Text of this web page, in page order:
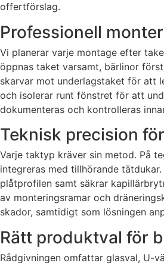
offertförslag.
Professionell
Vi planerar varje montage efter
öppnas taket varsamt, bärlinor
skarvar mot underlagstaket för att
och isolerar runt fönstret för att
dokumenteras och kontrolleras
Teknisk precision
Varje taktyp kräver sin metod. På
integreras med tillhörande
plåtprofilen samt säkrar
av monteringsramar och
skador, samtidigt som lösningen
Rätt produktval för
Rådgivningen omfattar glasval, U-